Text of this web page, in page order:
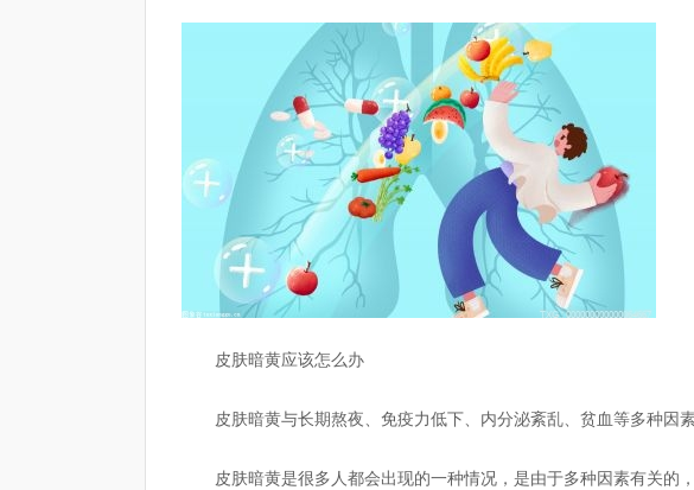
皮肤暗黄应该怎么办
皮肤暗黄与长期熬夜、免疫力低下、内分泌紊乱、贫血等多种因素
皮肤暗黄是很多人都会出现的一种情况，是由于多种因素有关的